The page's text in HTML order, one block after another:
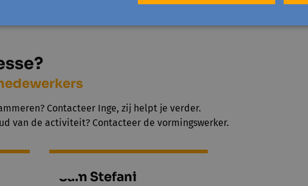
Contacteer Inge, zij helpt je verder.
van de activiteit? Contacteer de vormingswerker.
Sam Stefani